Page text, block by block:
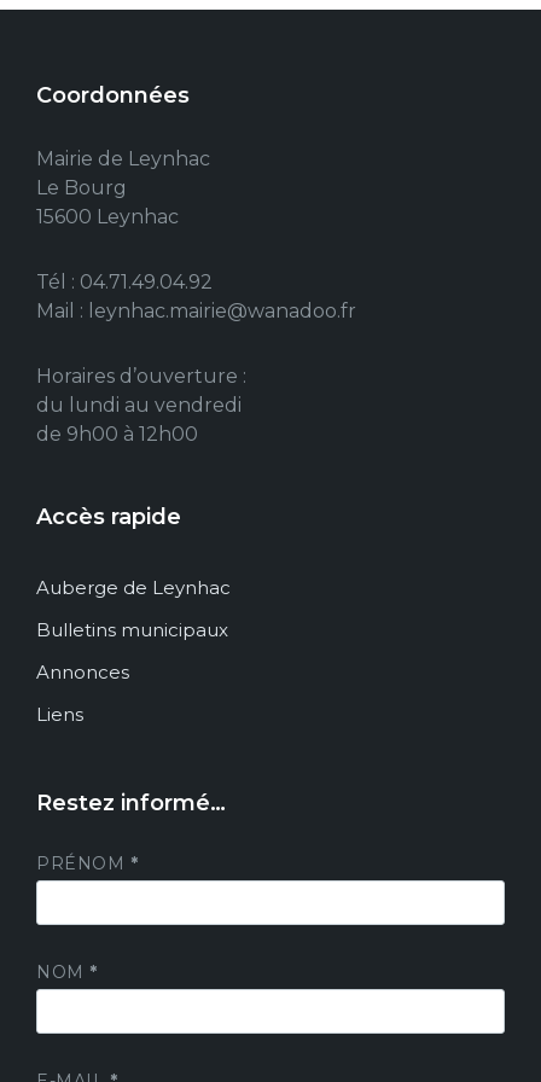
Coordonnées
Mairie de Leynhac
Le Bourg
15600 Leynhac
Tél : 04.71.49.04.92
Mail : leynhac.mairie@wanadoo.fr
Horaires d’ouverture :
du lundi au vendredi
de 9h00 à 12h00
Accès rapide
Auberge de Leynhac
Bulletins municipaux
Annonces
Liens
Restez informé…
PRÉNOM *
NOM *